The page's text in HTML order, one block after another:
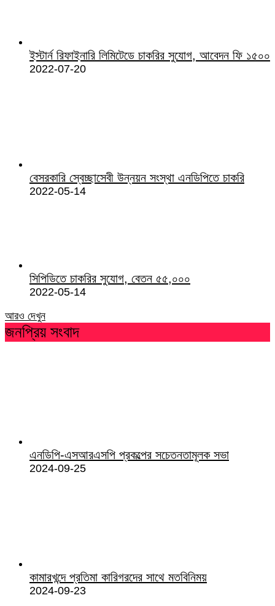
ইস্টার্ন রিফাইনারি লিমিটেডে চাকরির সুযোগ, আবেদন ফি ১৫০০
2022-07-20
বেসরকারি স্বেচ্ছাসেবী উন্নয়ন সংস্থা এনডিপিতে চাকরি
2022-05-14
সিপিডিতে চাকরির সুযোগ, বেতন ৫৫,০০০
2022-05-14
আরও দেখুন
জনপ্রিয় সংবাদ
এনডিপি-এসআরএসপি প্রকল্পের সচেতনতামূলক সভা
2024-09-25
কামারখন্দে প্রতিমা কারিগরদের সাথে মতবিনিময়
2024-09-23